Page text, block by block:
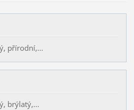
přírodní,...
brýlatý,...